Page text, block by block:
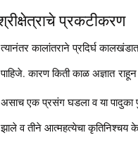
प्रकटीकरण
त्यानंतर कालांतराने प्रदिर्घ
पाहिजे. कारण किती काळ अज्ञात
असाच एक प्रसंग घडला व या पादुका
झाले व तीने आत्महत्येचा कृतिनिश्चय